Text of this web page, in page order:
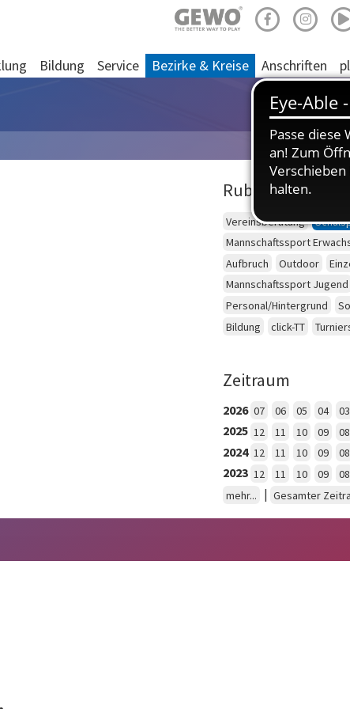
Bildung Service Bezirke & Kreise Anschriften
Rubriken
Vereinsberatung
Mannschaftssport
Aufbruch
Outdoor
Mannschaftssport Jugend
Personal/Hintergrund
Bildung
click-TT
Zeitraum
2026 07 06 05 04 03
2025 12 11 10 09 08
2024 12 11 10 09 08
2023 12 11 10 09 08
mehr...
| Gesamter